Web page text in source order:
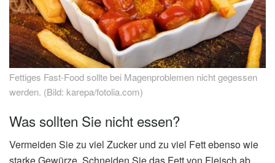
Fettiges Fast-Food sollte bei Magenproblemen nicht gegessen
werden. (Bild: karepa/fotolia.com)
Was sollten Sie nicht essen?
Vermeiden Sie zu viel Zucker und zu viel Fett ebenso wie
starke Gewürze. Schneiden Sie das Fett von Fleisch ab